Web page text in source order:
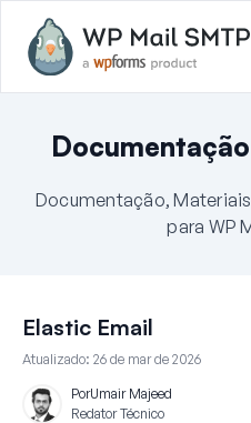
Documentação,
para WP
Elastic Email
Atualizado: 26 de mar de 2026
PorUmair Majeed
Redator Técnico